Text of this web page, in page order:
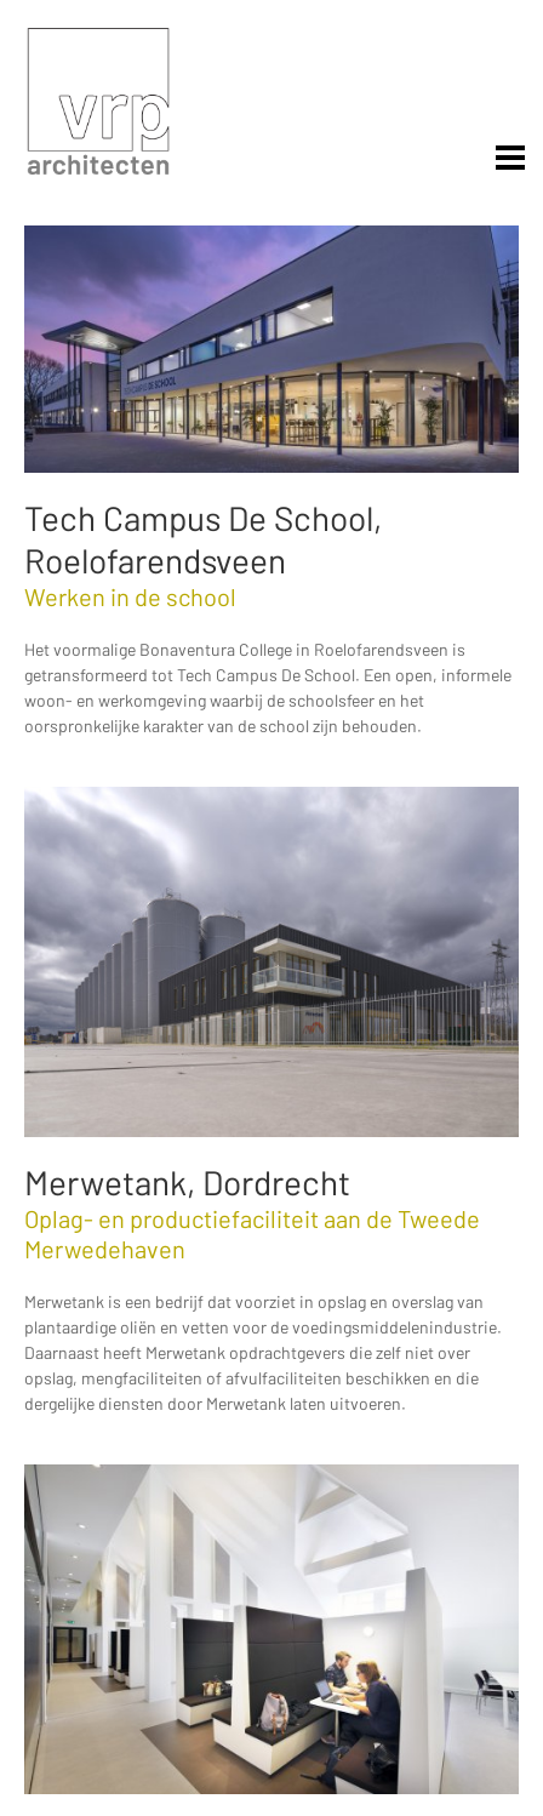
Tech Campus De School,
Roelofarendsveen
Werken in de school
Het voormalige Bonaventura College in Roelofarendsveen is
getransformeerd tot Tech Campus De School. Een open, informele
woon- en werkomgeving waarbij de schoolsfeer en het
oorspronkelijke karakter van de school zijn behouden.
Merwetank, Dordrecht
Oplag- en productiefaciliteit aan de Tweede
Merwedehaven
Merwetank is een bedrijf dat voorziet in opslag en overslag van
plantaardige oliën en vetten voor de voedingsmiddelenindustrie.
Daarnaast heeft Merwetank opdrachtgevers die zelf niet over
opslag, mengfaciliteiten of afvulfaciliteiten beschikken en die
dergelijke diensten door Merwetank laten uitvoeren.